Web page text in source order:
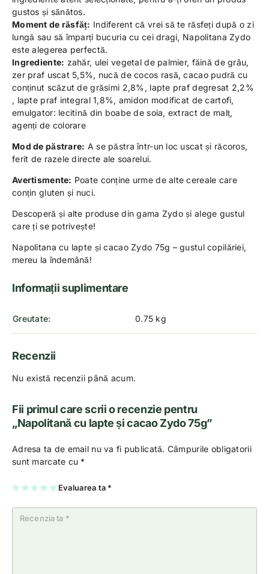
gustos și sănătos.
Moment de răsfăț: Indiferent că vrei să te răsfeți după o zi
lungă sau să împarți bucuria cu cei dragi, Napolitana Zydo
este alegerea perfectă.
Ingrediente: zahăr, ulei vegetal de palmier, făină de grâu,
zer praf uscat 5,5%, nucă de cocos rasă, cacao pudră cu
conținut scăzut de grăsimi 2,8%, lapte praf degresat 2,2%
, lapte praf integral 1,8%, amidon modificat de cartofi,
emulgator: lecitină din boabe de soia, extract de malț,
agenți de colorare
Mod de păstrare: A se păstra într-un loc uscat și răcoros,
ferit de razele directe ale soarelui.
Avertismente: Poate conține urme de alte cereale care
conțin gluten și nuci.
Descoperă și alte produse din gama Zydo și alege gustul
care ți se potrivește!
Napolitana cu lapte și cacao Zydo 75g – gustul copilăriei,
mereu la îndemână!
Informații suplimentare
Greutate 0.75 kg
Recenzii
Nu există recenzii până acum.
Fii primul care scrii o recenzie pentru
„Napolitană cu lapte și cacao Zydo 75g”
Adresa ta de email nu va fi publicată. Câmpurile obligatorii
sunt marcate cu *
Evaluarea ta *
U
n
2
5
st
el
3
5
st
el
4
5
st
el
5
5
st
el